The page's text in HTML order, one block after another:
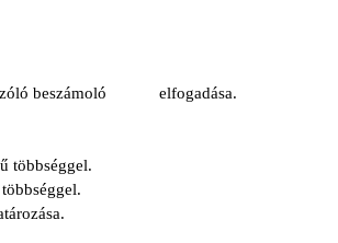
szóló beszámoló elfogadása.
többséggel.